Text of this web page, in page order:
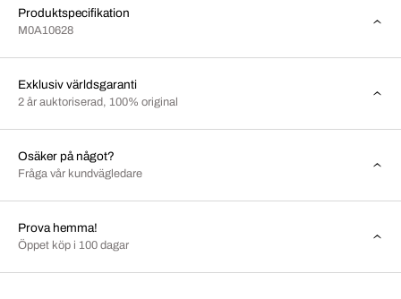
Produktspecifikation
M0A10628
Exklusiv världsgaranti
2 år auktoriserad, 100% original
Osäker på något?
Fråga vår kundvägledare
Prova hemma!
Öppet köp i 100 dagar